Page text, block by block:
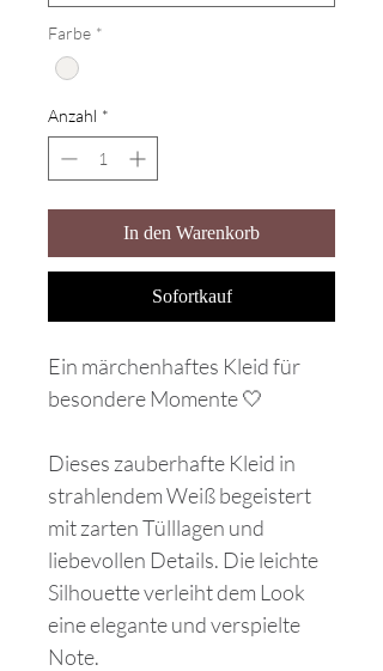
Farbe *
Anzahl *
In den Warenkorb
Sofortkauf
Ein märchenhaftes Kleid für
besondere Momente 🤍
Dieses zauberhafte Kleid in
strahlendem Weiß begeistert
mit zarten Tülllagen und
liebevollen Details. Die leichte
Silhouette verleiht dem Look
eine elegante und verspielte
Note.